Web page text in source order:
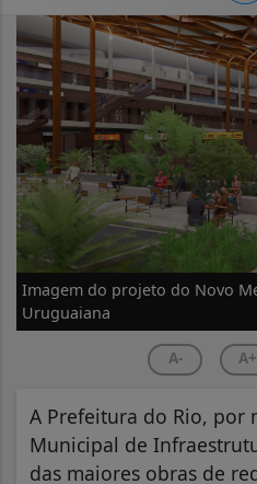
Imagem do projeto do Novo
Uruguaiana
A- A+
A Prefeitura do Rio, por
Municipal de
das maiores obras de